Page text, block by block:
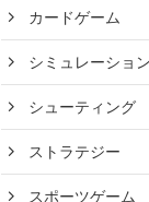
カードゲーム
シミュレーション
シューティング
ストラテジー
スポーツゲーム